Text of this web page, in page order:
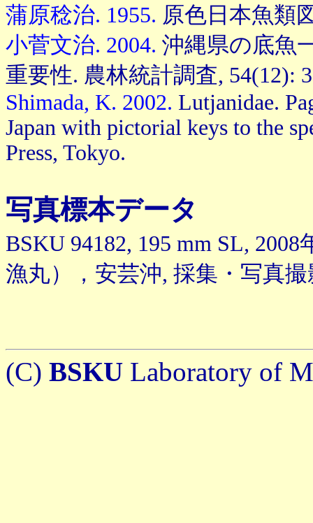
蒲原稔治. 1955. 原色日本魚類
小菅文治. 2004. 沖縄県の底魚
重要性. 農林統計調査, 54(12):
Shimada, K. 2002. Lutjanidae.
Japan with pictorial keys to the
Press, Tokyo.
写真標本データ
BSKU 94182, 195 mm SL, 2008
漁丸），安芸沖, 採集・写真
(C) BSKU Laboratory of